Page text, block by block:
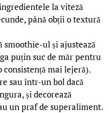
la viteză
până obții o textură
smoothie-ul și ajustează
puțin suc de măr pentru
consistență mai lejeră).
sau într-un bol dacă
și decorează
un praf de superaliment.